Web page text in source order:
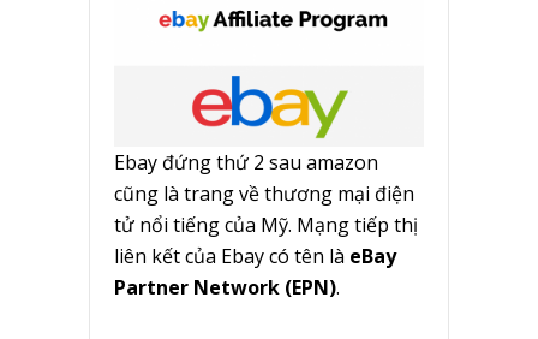
Ebay đứng thứ 2 sau amazon
cũng là trang về thương mại điện
tử nổi tiếng của Mỹ. Mạng tiếp thị
liên kết của Ebay có tên là eBay
Partner Network (EPN).